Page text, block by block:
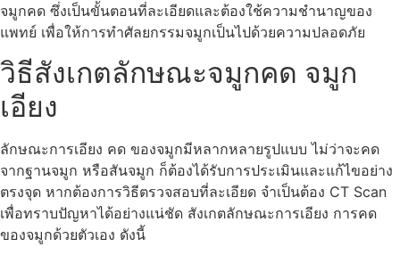
จมูกคด ซึ่งเป็นขั้นตอนที่ละเอียดและต้องใช้ความชำนาญของ
แพทย์ เพื่อให้การทำศัลยกรรมจมูกเป็นไปด้วยความปลอดภัย
วิธีสังเกตลักษณะจมูกคด จมูก
เอียง
ลักษณะการเอียง คด ของจมูกมีหลากหลายรูปแบบ ไม่ว่าจะคด
จากฐานจมูก หรือสันจมูก ก็ต้องได้รับการประเมินและแก้ไขอย่าง
ตรงจุด หากต้องการวิธีตรวจสอบที่ละเอียด จำเป็นต้อง CT Scan
เพื่อทราบปัญหาได้อย่างแน่ชัด สังเกตลักษณะการเอียง การคด
ของจมูกด้วยตัวเอง ดังนี้